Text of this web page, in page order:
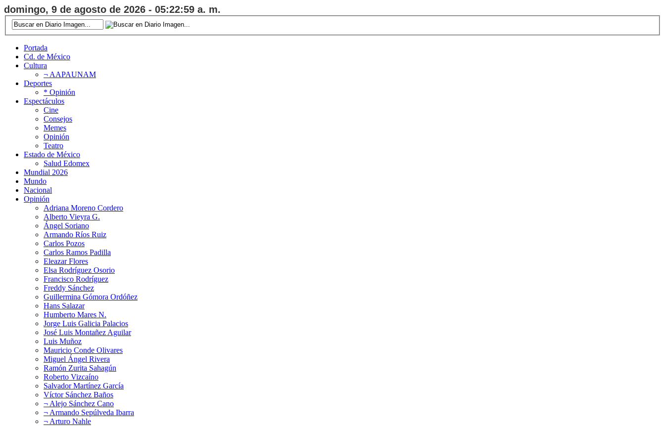
domingo, 9 de agosto de 2026 - 05:22:59 a. m.
Portada
Cd. de México
Cultura
¬ AAPAUNAM
Deportes
* Opinión
Espectáculos
Cine
Consejos
Memes
Opinión
Teatro
Estado de México
Salud Edomex
Mundial 2026
Mundo
Nacional
Opinión
Adriana Moreno Cordero
Alberto Vieyra G.
Ángel Soriano
Armando Ríos Ruiz
Carlos Pozos
Carlos Ramos Padilla
Eleazar Flores
Elsa Rodríguez Osorio
Francisco Rodríguez
Freddy Sánchez
Guillermina Gómora Ordóñez
Hans Salazar
Humberto Mares N.
Jorge Luis Galicia Palacios
José Luis Montañez Aguilar
Luis Muñoz
Mauricio Conde Olivares
Miguel Ángel Rivera
Ramón Zurita Sahagún
Roberto Vizcaíno
Salvador Martínez García
Víctor Sánchez Baños
¬ Alejo Sánchez Cano
¬ Armando Sepúlveda Ibarra
¬ Arturo Nahle